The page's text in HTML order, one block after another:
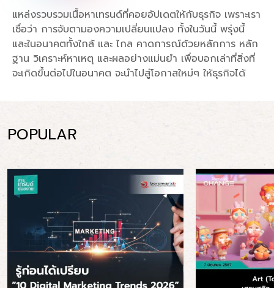
แหล่งรวบรวมเนื้อหาเทรนด์ที่คอยอัปเดตให้กับธุรกิจ เพราะเรา
เชื่อว่า การจับตามองความเปลี่ยนแปลง ทั้งในวันนี้ พรุ่งนี้
และในอนาคตทั้งใกล้ และ ไกล คาดการณ์ด้วยหลักการ หลัก
ฐาน วิเคราะห์หาเหตุ และผลอย่างแม่นยำ เพื่อบอกเล่าที่สิ่งที่
จะเกิดขึ้นต่อไปในอนาคต จะนำไปสู่โอกาสใหม่ๆ ให้ธุรกิจได้
POPULAR